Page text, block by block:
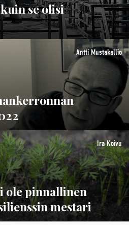
se olisi
Antti Mustakallio
Ira Koivu
ole pinnallinen
mestari